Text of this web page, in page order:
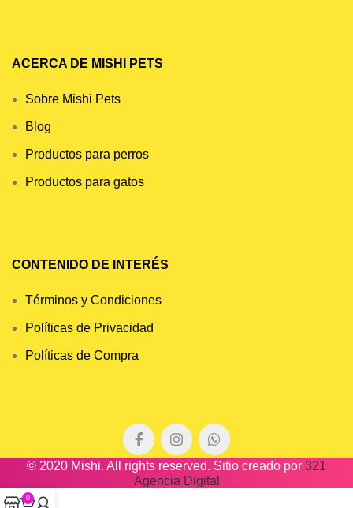
ACERCA DE MISHI PETS
Sobre Mishi Pets
Blog
Productos para perros
Productos para gatos
CONTENIDO DE INTERÉS
Términos y Condiciones
Políticas de Privacidad
Políticas de Compra
© 2020 Mishi. All rights reserved. Sitio creado por 321
Agencia Digital
0